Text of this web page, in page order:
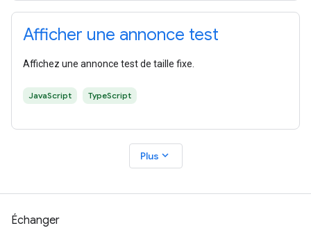
Afficher une annonce test
Affichez une annonce test de taille fixe.
JavaScript TypeScript
Plus expand_more
Échanger